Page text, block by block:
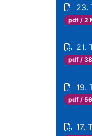
23.
pdf / 2
21.
pdf /
19.
pdf /
17.